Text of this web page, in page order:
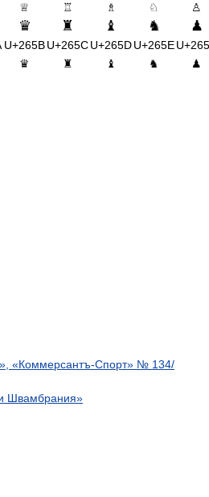
♕ ♖ ♗ ♘ ♙
♛ ♜ ♝ ♞ ♟
U+265BU+265CU+265DU+265E
♛ ♜ ♝ ♞ ♟
«Коммерсантъ-Спорт» № 134/
Швамбрания»